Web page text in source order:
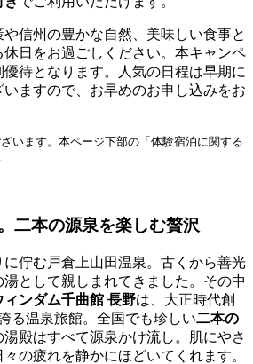
信州の豊かな自然、美味しい食事と
日をお過ごしください。本キャンペ
待となります。人気の日程は早期に
ますので、お早めのお申し込みをお
います。本ページ下部の「体験宿泊に関する
二本の源泉を楽しむ贅沢
佇む戸倉上山田温泉。古くから善光
として親しまれてきました。その中
ィンダム千曲館 長野は、大正時代創
る温泉旅館。全国でも珍しい二本の
殿はすべて源泉かけ流し。肌にやさ
の疲れを静かにほどいてくれます。